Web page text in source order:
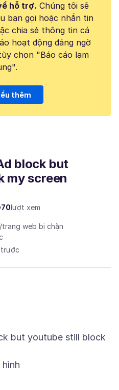
hỗ trợ. Chúng tôi sẽ
bạn gọi hoặc nhắn tin
chia sẻ thông tin cá
hoạt động đáng ngờ
chọn "Báo cáo lạm
thêm
block but
my screen
70lượt xem
web bị chặn
but youtube still block